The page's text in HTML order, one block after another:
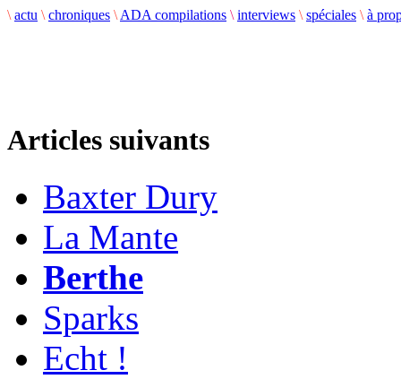
\ actu \ chroniques \ ADA compilations \ interviews \ spéciales \ à
Articles suivants
Baxter Dury
La Mante
Berthe
Sparks
Echt !